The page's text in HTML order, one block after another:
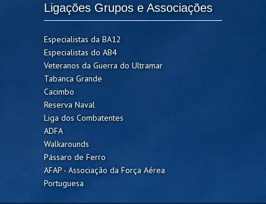
Ligações Grupos e Associações
Especialistas da BA12
Especialistas do AB4
Veteranos da Guerra do Ultramar
Tabanca Grande
Cacimbo
Reserva Naval
Liga dos Combatentes
ADFA
Walkarounds
Pássaro de Ferro
AFAP - Associação da Força Aérea
Portuguesa